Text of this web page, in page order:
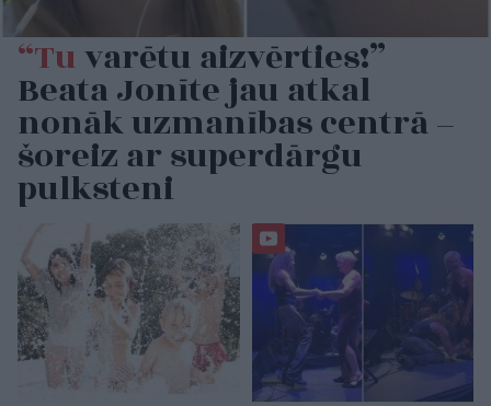
“Tuvarētu aizvērties!”
Beata Jonīte jau atkal
nonāk uzmanības centrā –
šoreiz ar superdārgu
pulksteni